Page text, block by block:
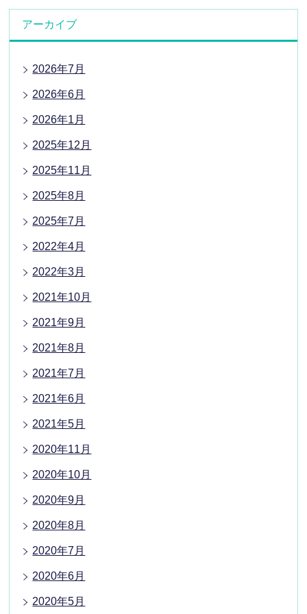
アーカイブ
2026年7月
2026年6月
2026年1月
2025年12月
2025年11月
2025年8月
2025年7月
2022年4月
2022年3月
2021年10月
2021年9月
2021年8月
2021年7月
2021年6月
2021年5月
2020年11月
2020年10月
2020年9月
2020年8月
2020年7月
2020年6月
2020年5月